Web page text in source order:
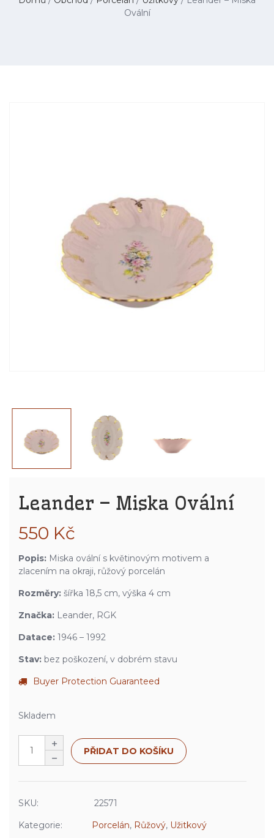
Ovální
Leander – Miska Ovální
550 Kč
Popis: Miska ovální s květinovým motivem a
zlacením na okraji, růžový porcelán
Rozměry: šířka 18,5 cm, výška 4 cm
Značka: Leander, RGK
Datace: 1946 – 1992
Stav: bez poškození, v dobrém stavu
Buyer Protection Guaranteed
Skladem
PŘIDAT DO KOŠÍKU
SKU:
22571
Kategorie:
Porcelán, Růžový, Užitkový